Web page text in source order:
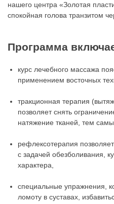
нашего центра «Золотая
спокойная голова транзитом
Программа
курс лечебного массажа
применением восточных
тракционная терапия
позволяет снять
натяжение тканей, тем
рефлексотерапия
с задачей обезболивания,
характера,
специальные упражнения,
ломоту в суставах,